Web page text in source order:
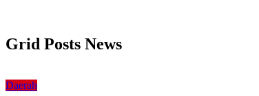
Grid Posts News
Daerah